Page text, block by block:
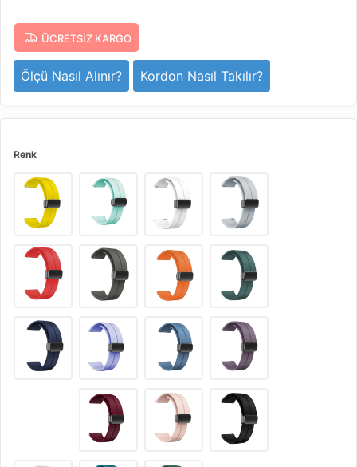
ÜCRETSIZ KARGO
Ölçü Nasıl Alınır? Kordon Nasıl Takılır?
Renk